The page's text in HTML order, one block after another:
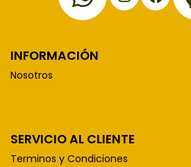
INFORMACIÓN
Nosotros
SERVICIO AL CLIENTE
Terminos y Condiciones